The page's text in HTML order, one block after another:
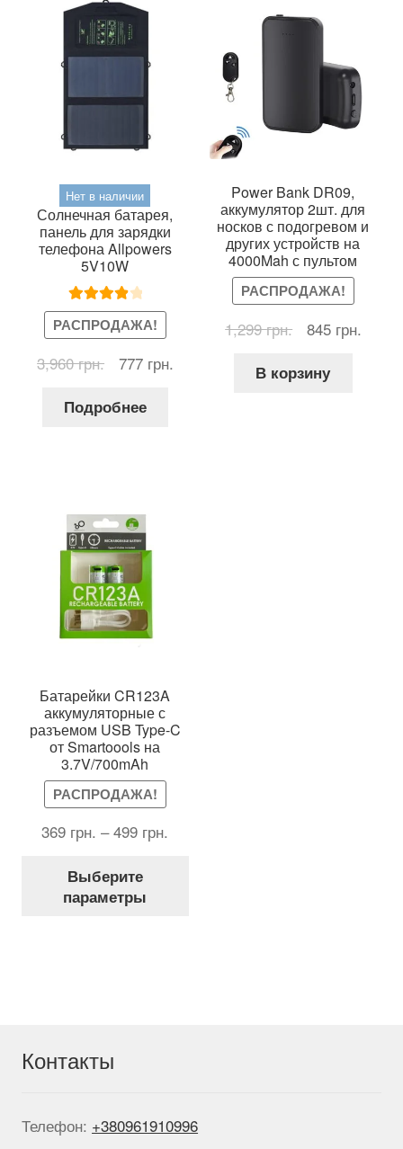
Нет в наличии
Солнечная батарея,
панель для зарядки
телефона Allpowers
5V10W
Оценка
4.00 из 5
РАСПРОДАЖА!
3,960грн.
Первоначальная
составляла
777 грн.
Подробнее
Power Bank DR09,
аккумулятор 2шт. для
носков с подогревом и
других устройств на
4000Mah с пультом
РАСПРОДАЖА!
1,299грн.
составляла
1,299 грн..
845 грн.
В корзину
Батарейки CR123A
аккумуляторные с
разъемом USB Type-C
от Smartoools на
3.7V/700mAh
РАСПРОДАЖА!
369 грн. –499 грн.
Выберите
параметры
Контакты
Телефон: +380961910996